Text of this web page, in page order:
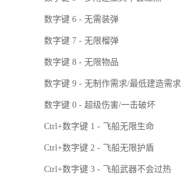
数字键 6 - 无需装弹
数字键 7 - 无限榴弹
数字键 8 - 无限物品
数字键 9 - 无制作需求/最低建造需求
数字键 0 - 超级伤害/一击破坏
Ctrl+数字键 1 - 飞船无限生命
Ctrl+数字键 2 - 飞船无限护盾
Ctrl+数字键 3 - 飞船武器不会过热